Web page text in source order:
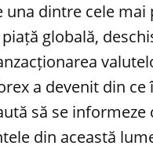
una dintre cele
globală,
a devenit din
să se
din această